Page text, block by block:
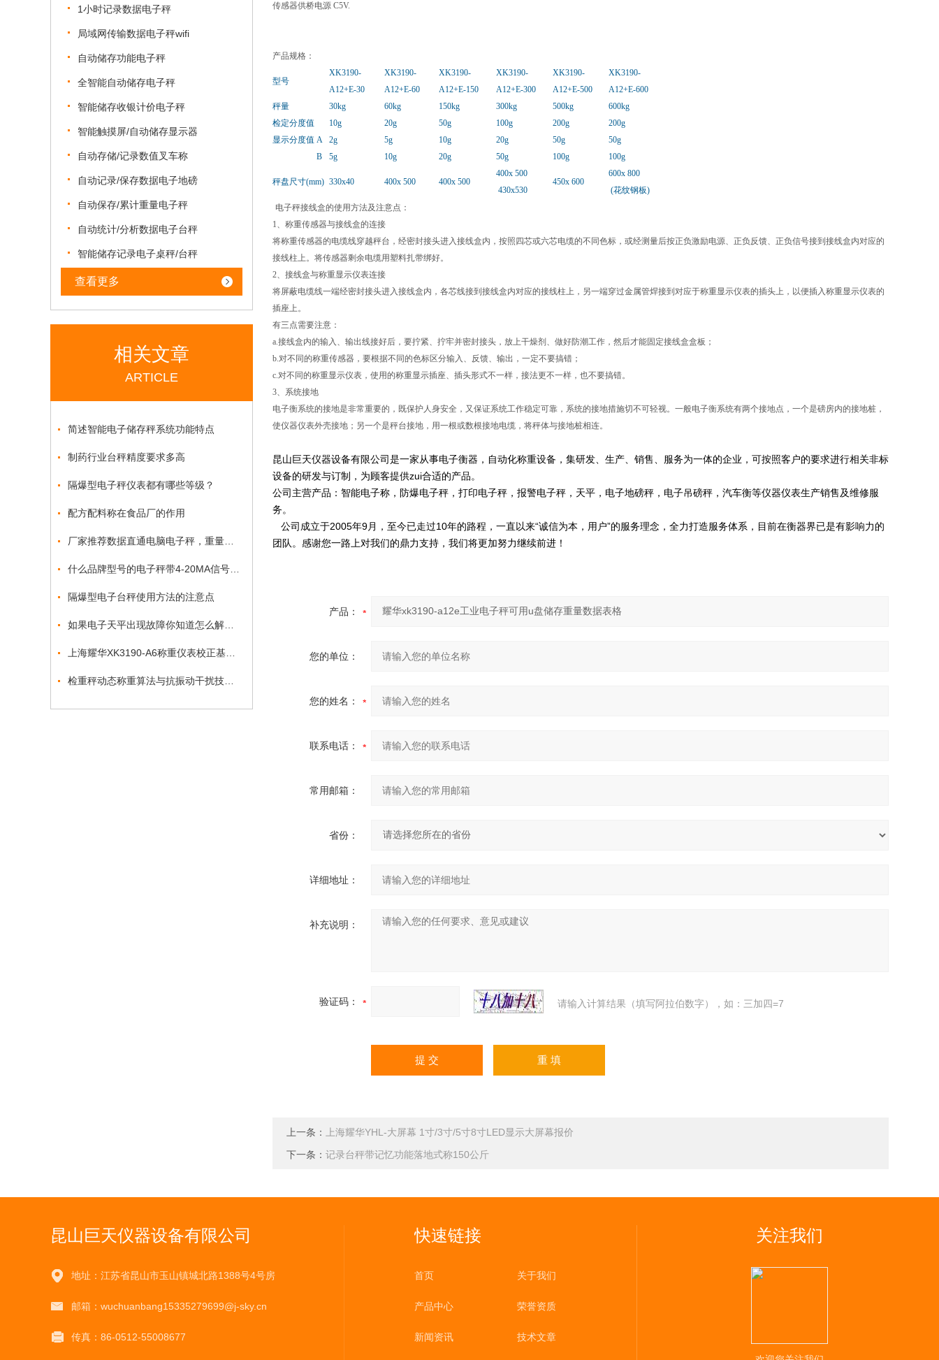
1小时记录数据电子秤
局域网传输数据电子秤wifi
自动储存功能电子秤
全智能自动储存电子秤
智能储存收银计价电子秤
智能触摸屏/自动储存显示器
自动存储/记录数值叉车称
自动记录/保存数据电子地磅
自动保存/累计重量电子秤
自动统计/分析数据电子台秤
智能储存记录电子桌秤/台秤
查看更多
相关文章
ARTICLE
简述智能电子储存秤系统功能特点
制药行业台秤精度要求多高
隔爆型电子秤仪表都有哪些等级？
配方配料称在食品厂的作用
隔爆型电子台秤使用方法的注意点
传感器供桥电源 C5V.
产品规格：
型号
XK3190-
A12+E-30
XK3190-
A12+E-60
XK3190-
A12+E-150
XK3190-
A12+E-300
XK3190-
A12+E-500
XK3190-
A12+E-600
秤量
30kg 60kg 150kg 300kg 500kg
600kg
检定分度值
10g 20g 50g 100g 200g
200g
显示分度值 A 2g 5g 10g 20g 50g
50g
B
5g 10g 20g 50g 100g 100g
秤盘尺寸(mm) 330x40 400x 500 400x 500
400x 500
430x530
450x 600
600x 800
(花纹钢板)
电子秤接线盒的使用方法及注意点：
1、称重传感器与接线盒的连接
将称重传感器的电缆线穿越秤台，经密封接头进入接线盒内，按照四芯或六芯电缆的不同色标，或经测量后按正负激励电源、正负反馈、正负信号接到接线盒内对应的
接线柱上。将传感器剩余电缆用塑料扎带绑好。
2、接线盒与称重显示仪表连接
将屏蔽电缆线一端经密封接头进入接线盒内，各芯线接到接线盒内对应的接线柱上，另一端穿过金属管焊接到对应于称重显示仪表的插头上，以便插入称重显示仪表的
插座上。
有三点需要注意：
a.接线盒内的输入、输出线接好后，要拧紧、拧牢并密封接头，放上干燥剂、做好防潮工作，然后才能固定接线盒盒板；
b.对不同的称重传感器，要根据不同的色标区分输入、反馈、输出，一定不要搞错；
c.对不同的称重显示仪表，使用的称重显示插座、插头形式不一样，接法更不一样，也不要搞错。
3、系统接地
电子衡系统的接地是非常重要的，既保护人身安全，又保证系统工作稳定可靠，系统的接地措施切不可轻视。一般电子衡系统有两个接地点，一个是磅房内的接地桩，
使仪器仪表外壳接地；另一个是秤台接地，用一根或数根接地电缆，将秤体与接地桩相连。
昆山巨天仪器设备有限公司是一家从事电子衡器，自动化称重设备，集研发、生产、销售、服务为一体的企业，可按照客户的要求进行相关非标
设备的研发与订制，为顾客提供zui合适的产品。
公司主营产品：智能电子称，防爆电子秤，打印电子秤，报警电子秤，天平，电子地磅秤，电子吊磅秤，汽车衡等仪器仪表生产销售及维修服
务。
公司成立于2005年9月，至今已走过10年的路程，一直以来“诚信为本，用户”的服务理念，全力打造服务体系，目前在衡器界已是有影响力的
团队。感谢您一路上对我们的鼎力支持，我们将更加努力继续前进！
产品：
您的单位：
您的姓名：
联系电话：
常用邮箱：
省份：
详细地址：
补充说明：
验证码： 请输入计算结果（填写阿拉伯数字），如：三加四=7
上一条：
上海耀华YHL-大屏幕 1寸/3寸/5寸8寸LED显示大屏幕报价
下一条： 记录台秤带记忆功能落地式称150公斤
昆山巨天仪器设备有限公司
地址：江苏省昆山市玉山镇城北路1388号4号房
邮箱：wuchuanbang15335279699@j-sky.cn
传真：86-0512-55008677
快速链接
首页 关于我们
产品中心 荣誉资质
新闻资讯 技术文章
关注我们